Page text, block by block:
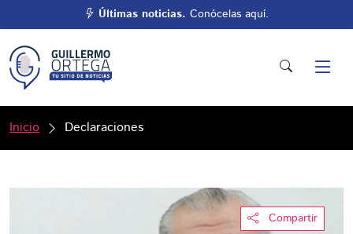
Últimas noticias. Conócelas aquí.
Inicio Declaraciones
Compartir